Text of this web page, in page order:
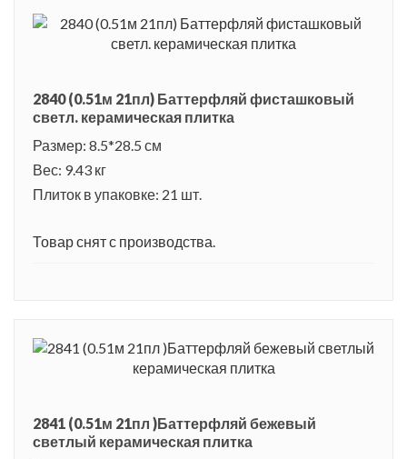
2840 (0.51м 21пл) Баттерфляй фисташковый
светл. керамическая плитка
Размер: 8.5*28.5 см
Вес: 9.43 кг
Плиток в упаковке: 21 шт.
Товар снят с производства.
2841 (0.51м 21пл )Баттерфляй бежевый
светлый керамическая плитка